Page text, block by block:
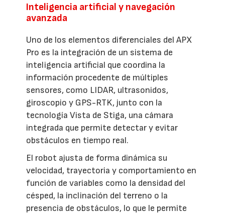
Inteligencia artificial y navegación
avanzada
Uno de los elementos diferenciales del APX
Pro es la integración de un sistema de
inteligencia artificial que coordina la
información procedente de múltiples
sensores, como LIDAR, ultrasonidos,
giroscopio y GPS-RTK, junto con la
tecnología Vista de Stiga, una cámara
integrada que permite detectar y evitar
obstáculos en tiempo real.
El robot ajusta de forma dinámica su
velocidad, trayectoria y comportamiento en
función de variables como la densidad del
césped, la inclinación del terreno o la
presencia de obstáculos, lo que le permite